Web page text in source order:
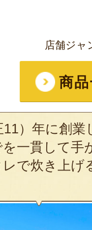
店舗ジャ
商
）年に創業
一貫して手
で炊き上げ